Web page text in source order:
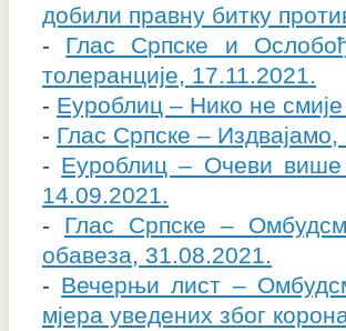
добили правну битку
- Глас Српске и
толеранције, 17.11.2021.
- Еуроблиц – Нико не
- Глас Српске –
- Еуроблиц – Очеви више
14.09.2021.
- Глас Српске –
обавеза, 31.08.2021.
- Вечерњи лист –
мјера уведених због